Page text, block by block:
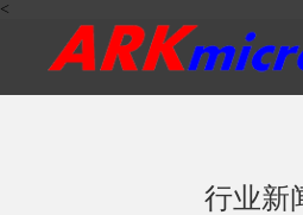
<
行业新